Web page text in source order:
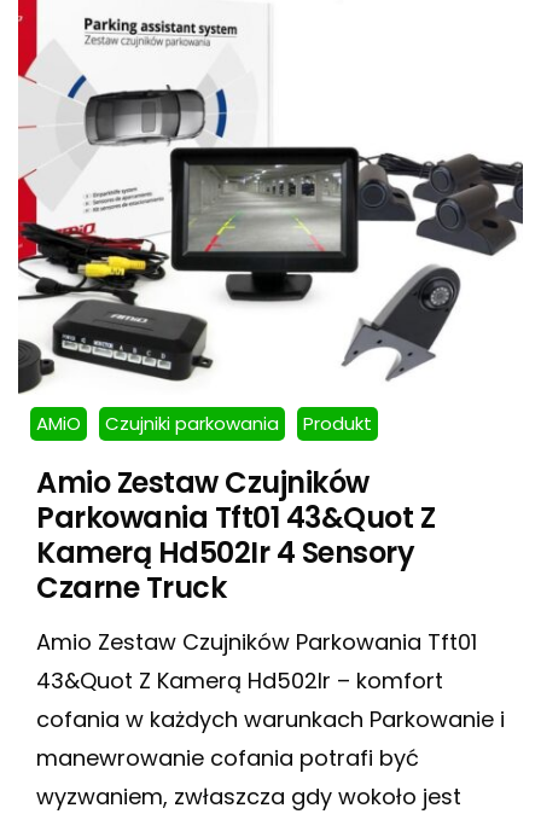
AMiO Czujniki parkowania Produkt
Amio Zestaw Czujników
Parkowania Tft01 43&Quot Z
Kamerą Hd502Ir 4 Sensory
Czarne Truck
Amio Zestaw Czujników Parkowania Tft01
43&Quot Z Kamerą Hd502Ir – komfort
cofania w każdych warunkach Parkowanie i
manewrowanie cofania potrafi być
wyzwaniem, zwłaszcza gdy wokoło jest